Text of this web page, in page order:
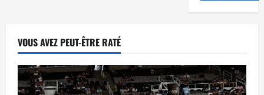
VOUS AVEZ PEUT-ÊTRE RATÉ